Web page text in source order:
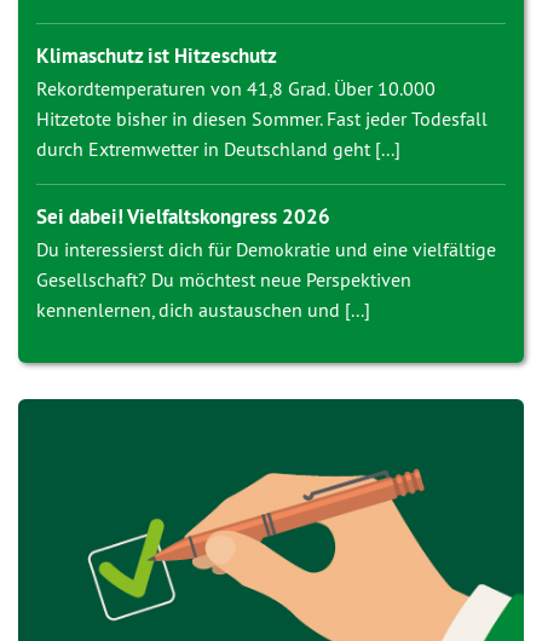
Klimaschutz ist Hitzeschutz
Rekordtemperaturen von 41,8 Grad. Über 10.000
Hitzetote bisher in diesen Sommer. Fast jeder Todesfall
durch Extremwetter in Deutschland geht [...]
Sei dabei! Vielfaltskongress 2026
Du interessierst dich für Demokratie und eine vielfältige
Gesellschaft? Du möchtest neue Perspektiven
kennenlernen, dich austauschen und [...]